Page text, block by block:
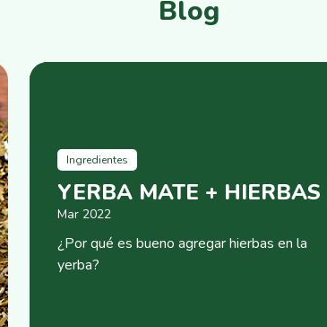
Blog
Ingredientes
YERBA MATE + HIERBAS
Mar 2022
¿Por qué es bueno agregar hierbas en la
yerba?